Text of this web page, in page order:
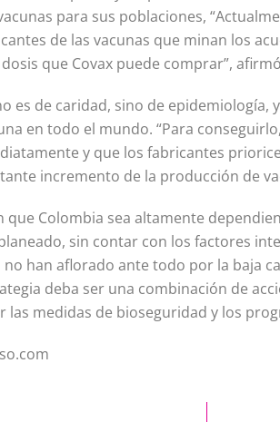
para sus poblaciones,
de las vacunas que minan los
que Covax puede comprar”,
es de caridad, sino de
en todo el mundo. “Para
y que los fabricantes
incremento de la producción de
que Colombia sea altamente
sin contar con los factores
han aflorado ante todo por la baja
deba ser una combinación de
las medidas de bioseguridad y los